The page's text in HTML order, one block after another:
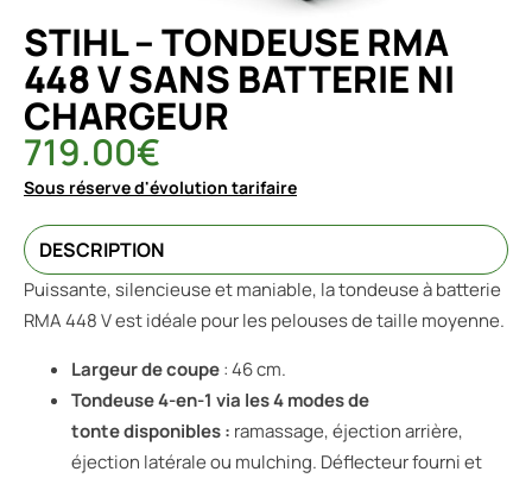
STIHL – TONDEUSE RMA
448 V SANS BATTERIE NI
CHARGEUR
719.00€
Sous réserve d'évolution tarifaire
DESCRIPTION
Puissante, silencieuse et maniable, la tondeuse à batterie
RMA 448 V est idéale pour les pelouses de taille moyenne.
Largeur de coupe: 46 cm.
Tondeuse 4-en-1 via les 4 modes de
tonte disponibles : ramassage, éjection arrière,
éjection latérale ou mulching. Déflecteur fourni et